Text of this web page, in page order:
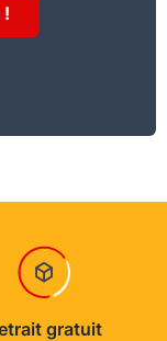
!
gratuit